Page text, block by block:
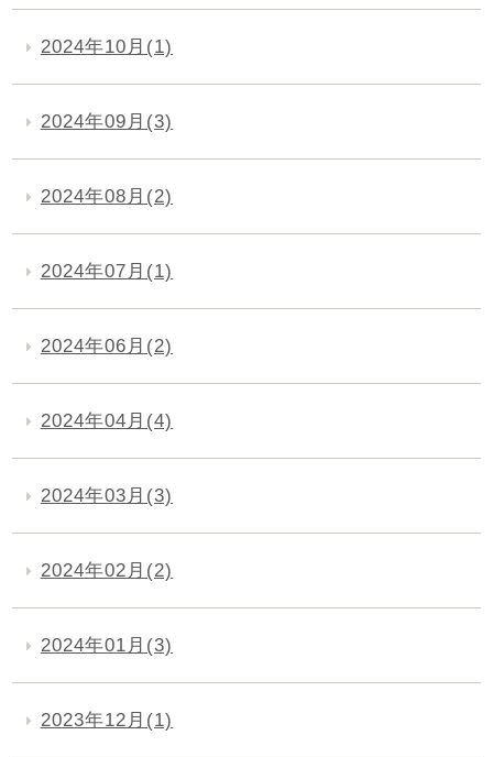
2024年10月(1)
2024年09月(3)
2024年08月(2)
2024年07月(1)
2024年06月(2)
2024年04月(4)
2024年03月(3)
2024年02月(2)
2024年01月(3)
2023年12月(1)